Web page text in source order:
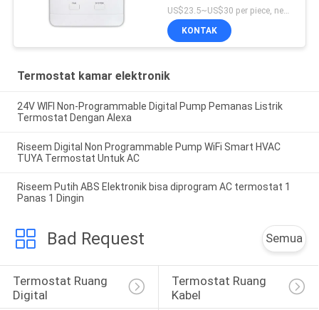
diprogram
KONTAK
Termostat kamar elektronik
24V WIFI Non-Programmable Digital Pump Pemanas Listrik
Termostat Dengan Alexa
Riseem Digital Non Programmable Pump WiFi Smart HVAC
TUYA Termostat Untuk AC
Riseem Putih ABS Elektronik bisa diprogram AC termostat 1
Panas 1 Dingin
Bad Request Semua
Termostat Ruang
Digital
Termostat Ruang
Kabel